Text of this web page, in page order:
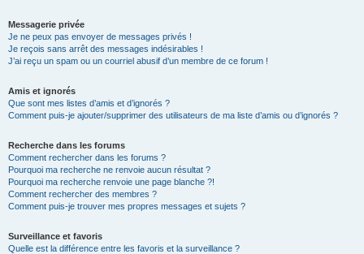
Messagerie privée
Je ne peux pas envoyer de messages privés !
Je reçois sans arrêt des messages indésirables !
J’ai reçu un spam ou un courriel abusif d’un membre de ce forum !
Amis et ignorés
Que sont mes listes d’amis et d’ignorés ?
Comment puis-je ajouter/supprimer des utilisateurs de ma liste d’amis ou d’ignorés ?
Recherche dans les forums
Comment rechercher dans les forums ?
Pourquoi ma recherche ne renvoie aucun résultat ?
Pourquoi ma recherche renvoie une page blanche ?!
Comment rechercher des membres ?
Comment puis-je trouver mes propres messages et sujets ?
Surveillance et favoris
Quelle est la différence entre les favoris et la surveillance ?